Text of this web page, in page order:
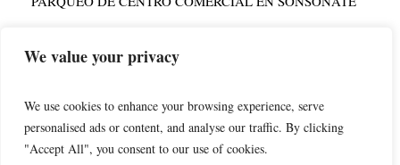
We value your privacy
We use cookies to enhance your browsing experience, serve
personalised ads or content, and analyse our traffic. By clicking
"Accept All", you consent to our use of cookies.
PUBLICIDAD